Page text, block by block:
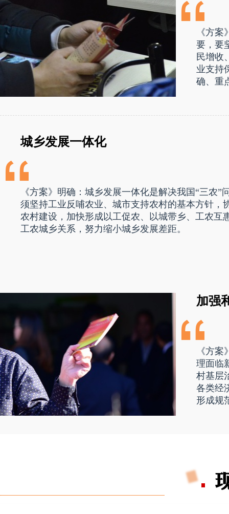
《方
要，要
民增收
业支持
确、重
城乡发展一体化
《方案》明确：城乡发展一体化是解决我国“三农”
须坚持工业反哺农业、城市支持农村的基本方针，
农村建设，加快形成以工促农、以城带乡、工农互
工农城乡关系，努力缩小城乡发展差距。
加强
《方
理面临
村基层
各类经
形成规